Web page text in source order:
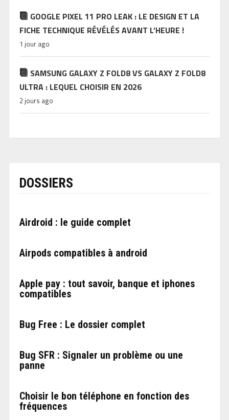
GOOGLE PIXEL 11 PRO LEAK : LE DESIGN ET LA
FICHE TECHNIQUE RÉVÉLÉS AVANT L’HEURE !
1 jour ago
SAMSUNG GALAXY Z FOLD8 VS GALAXY Z FOLD8
ULTRA : LEQUEL CHOISIR EN 2026
2 jours ago
DOSSIERS
Airdroid : le guide complet
Airpods compatibles à android
Apple pay : tout savoir, banque et iphones
compatibles
Bug Free : Le dossier complet
Bug SFR : Signaler un problème ou une
panne
Choisir le bon téléphone en fonction des
fréquences